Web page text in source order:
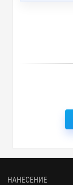
НАНЕСЕНИЕ